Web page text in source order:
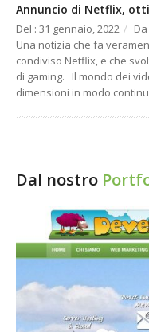
Annuncio di Netflix,
Del : 31 gennaio, 2022 / Da
Una notizia che fa
condiviso Netflix, e che
di gaming. Il mondo dei
dimensioni in modo
Dal nostro